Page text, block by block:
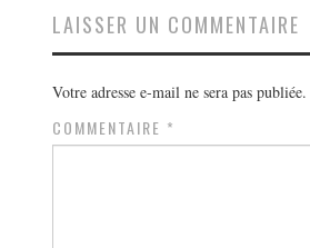
LAISSER UN COMMENTAIRE
Votre adresse e-mail ne sera pas publiée.
COMMENTAIRE *